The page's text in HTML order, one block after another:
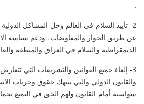
.
2- تأييد السلام في العالم وحل المشاكل
عن طريق الحوار والمفاوضات، ودعم سياسة
الديمقراطية والسلام في العراق
3- إلغاء جميع القوانين والتشريعات التي
والقانون الدولي والتي تنتهك حقوق وحريات
سواسية أمام القانون ولهم الحق في التمتع